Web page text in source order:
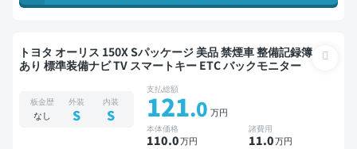
トヨタ オーリス 150X Sパッケージ 美品 禁煙車 整備記録簿
あり 標準装備ナビ TV スマートキー ETC バックモニター
板金歴
なし
外装
S
内装
S
支払総額
121.0 万円
本体価格
110.0万円
諸費用
11.0万円